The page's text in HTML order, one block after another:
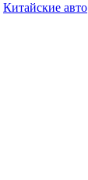
Китайские авто